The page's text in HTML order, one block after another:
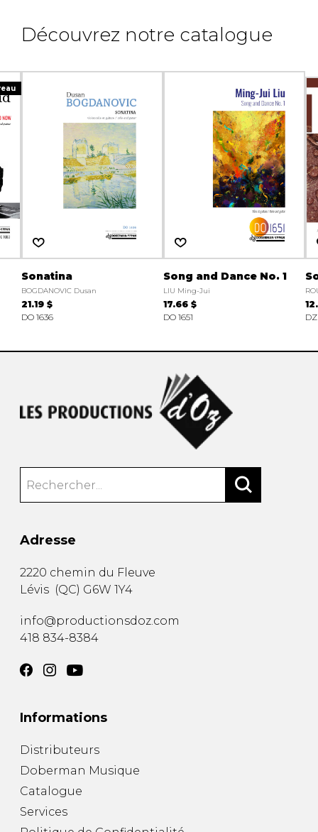
Découvrez notre catalogue
Sonatina
BOGDANOVIC Dusan
21.19 $
DO 1636
Song and Dance No. 1
LIU Ming-Jui
17.66 $
DO 1651
Adresse
2220 chemin du Fleuve
Lévis (QC) G6W 1Y4
info@productionsdoz.com
418 834-8384
Informations
Distributeurs
Doberman Musique
Catalogue
Services